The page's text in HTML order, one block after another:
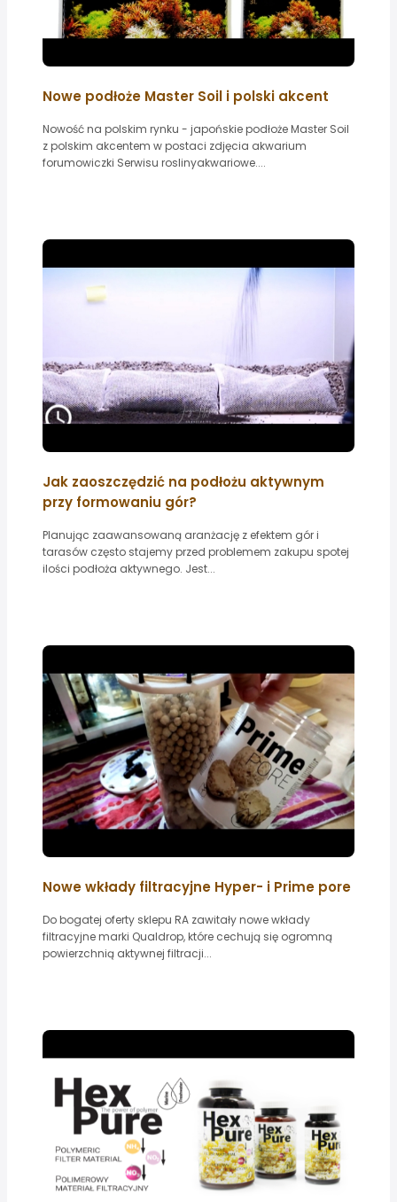
Nowe podłoże Master Soil i polski akcent
Nowość na polskim rynku - japońskie podłoże Master Soil
z polskim akcentem w postaci zdjęcia akwarium
forumowiczki Serwisu roslinyakwariowe....
Jak zaoszczędzić na podłożu aktywnym
przy formowaniu gór?
Planując zaawansowaną aranżację z efektem gór i
tarasów często stajemy przed problemem zakupu spotej
ilości podłoża aktywnego. Jest...
Nowe wkłady filtracyjne Hyper- i Prime pore
Do bogatej oferty sklepu RA zawitały nowe wkłady
filtracyjne marki Qualdrop, które cechują się ogromną
powierzchnią aktywnej filtracji...